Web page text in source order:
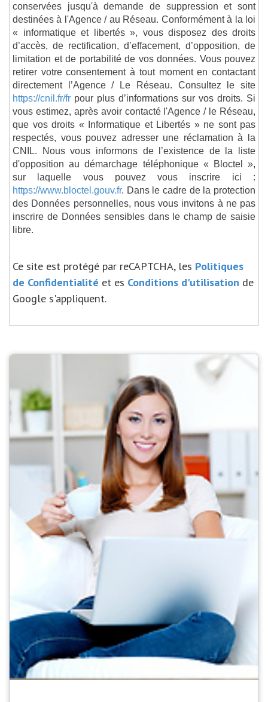
conservées jusqu'à demande de suppression et sont
destinées à l'Agence / au Réseau. Conformément à la loi
« informatique et libertés », vous disposez des droits
d’accès, de rectification, d’effacement, d’opposition, de
limitation et de portabilité de vos données. Vous pouvez
retirer votre consentement à tout moment en contactant
directement l’Agence / Le Réseau. Consultez le site
https://cnil.fr/fr pour plus d’informations sur vos droits. Si
vous estimez, après avoir contacté l'Agence / le Réseau,
que vos droits « Informatique et Libertés » ne sont pas
respectés, vous pouvez adresser une réclamation à la
CNIL. Nous vous informons de l’existence de la liste
d'opposition au démarchage téléphonique « Bloctel »,
sur laquelle vous pouvez vous inscrire ici :
https://www.bloctel.gouv.fr. Dans le cadre de la protection
des Données personnelles, nous vous invitons à ne pas
inscrire de Données sensibles dans le champ de saisie
libre.
Ce site est protégé par reCAPTCHA, les Politiques
de Confidentialité et es Conditions d'utilisation de
Google s'appliquent.